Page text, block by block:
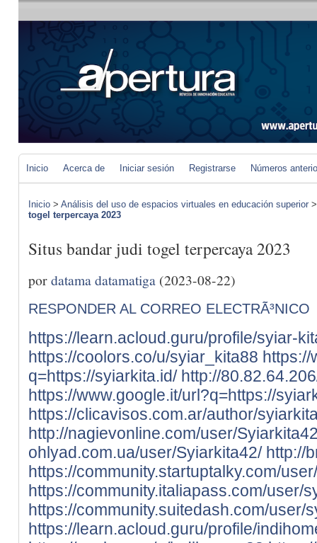
Inicio Acerca de Iniciar sesión Registrarse Números
Inicio > Análisis del uso de espacios virtuales en educación superior
togel terpercaya 2023
Situs bandar judi togel terpercaya 2023
pordatama datamatiga (2023-08-22)
RESPONDER AL CORREO ELECTRÃ³NICO
https://learn.acloud.guru/profile/syiar-
https://coolors.co/u/syiar_kita88 https://
q=https://syiarkita.id/ http://
https://www.google.it/url?q=https://
https://clicavisos.com.ar/author/
http://nagievonline.com/user/
ohlyad.com.ua/user/Syiarkita42/ http://
https://community.startuptalky.com/
https://community.italiapass.com/user/
https://community.suitedash.com/user/
https://learn.acloud.guru/profile/